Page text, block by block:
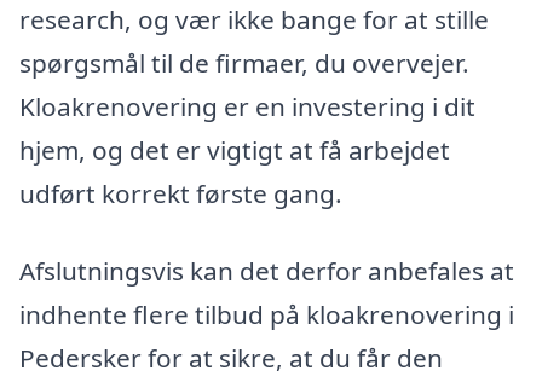
research, og vær ikke bange for at stille
spørgsmål til de firmaer, du overvejer.
Kloakrenovering er en investering i dit
hjem, og det er vigtigt at få arbejdet
udført korrekt første gang.
Afslutningsvis kan det derfor anbefales at
indhente flere tilbud på kloakrenovering i
Pedersker for at sikre, at du får den